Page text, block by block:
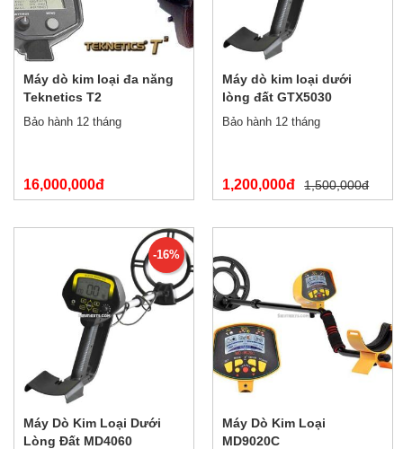
Máy dò kim loại đa năng
Teknetics T2
Bảo hành 12 tháng
16,000,000đ
Máy dò kim loại dưới
lòng đất GTX5030
Bảo hành 12 tháng
1,200,000đ 1,500,000đ
-16%
Máy Dò Kim Loại Dưới
Lòng Đất MD4060
Máy Dò Kim Loại
MD9020C